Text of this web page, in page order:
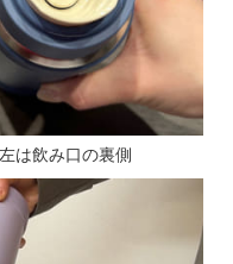
は飲み口の裏側